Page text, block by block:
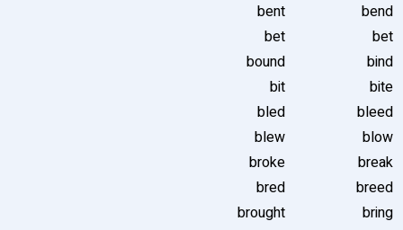
bend
bent
bet
bet
bind
bound
bite
bit
bleed
bled
blow
blew
break
broke
breed
bred
bring
brought